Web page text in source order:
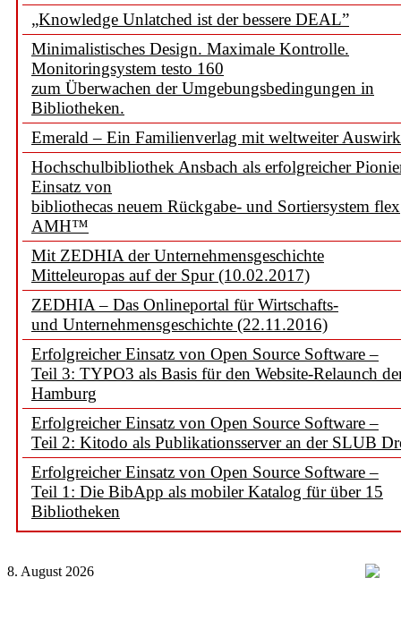
„Knowledge Unlatched ist der bessere DEAL”
Minimalistisches Design. Maximale Kontrolle.
Monitoringsystem testo 160
zum Überwachen der Umgebungsbedingungen in
Bibliotheken.
Emerald – Ein Familienverlag mit weltweiter
Hochschulbibliothek Ansbach als erfolgreicher
Einsatz von
bibliothecas neuem Rückgabe- und Sortiersystem flex
AMH™
Mit ZEDHIA der Unternehmensgeschichte
Mitteleuropas auf der Spur (10.02.2017)
ZEDHIA – Das Onlineportal für Wirtschafts-
und Unternehmensgeschichte (22.11.2016)
Erfolgreicher Einsatz von Open Source Software –
Teil 3: TYPO3 als Basis für den Website-Relaunch
Hamburg
Erfolgreicher Einsatz von Open Source Software –
Teil 2: Kitodo als Publikationsserver an der SLUB
Erfolgreicher Einsatz von Open Source Software –
Teil 1: Die BibApp als mobiler Katalog für über 15
Bibliotheken
8. August 2026